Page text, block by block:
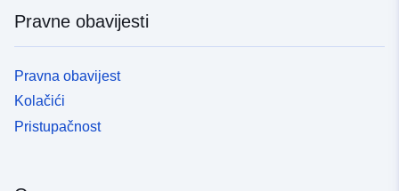
Pravne obavijesti
Pravna obavijest
Kolačići
Pristupačnost